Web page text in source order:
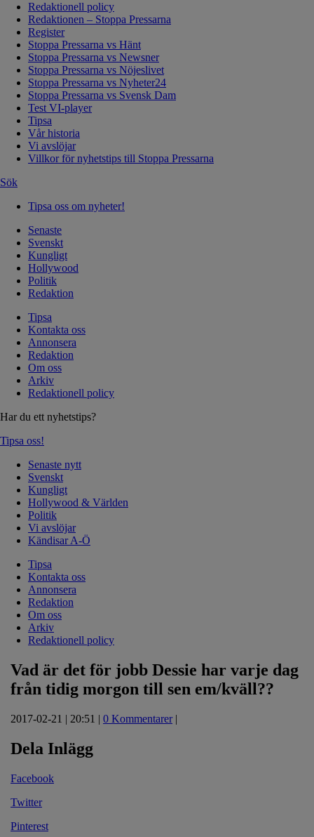
Redaktionell policy
Redaktionen – Stoppa Pressarna
Register
Stoppa Pressarna vs Hänt
Stoppa Pressarna vs Newsner
Stoppa Pressarna vs Nöjeslivet
Stoppa Pressarna vs Nyheter24
Stoppa Pressarna vs Svensk Dam
Test VI-player
Tipsa
Vår historia
Vi avslöjar
Villkor för nyhetstips till Stoppa Pressarna
Sök
Tipsa oss om nyheter!
Senaste
Svenskt
Kungligt
Hollywood
Politik
Redaktion
Tipsa
Kontakta oss
Annonsera
Redaktion
Om oss
Arkiv
Redaktionell policy
Har du ett nyhetstips?
Tipsa oss!
Senaste nytt
Svenskt
Kungligt
Hollywood & Världen
Politik
Vi avslöjar
Kändisar A-Ö
Tipsa
Kontakta oss
Annonsera
Redaktion
Om oss
Arkiv
Redaktionell policy
Vad är det för jobb Dessie har varje dag
från tidig morgon till sen em/kväll??
2017-02-21 | 20:51 | 0 Kommentarer|
Dela Inlägg
Facebook
Twitter
Pinterest